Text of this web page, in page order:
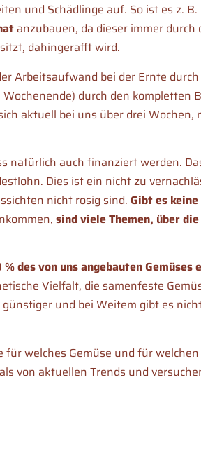
und Schädlinge auf. So ist es z.
anzubauen, da dieser immer durch
dahingerafft wird.
Arbeitsaufwand bei der Ernte durch
durch den kompletten
aktuell bei uns über drei Wochen,
natürlich auch finanziert werden.
Dies ist ein nicht zu
nicht rosig sind. Gibt es
sind viele Themen, über
% des von uns angebauten Gemüses
Vielfalt, die samenfeste
und bei Weitem gibt es
für welches Gemüse und für
von aktuellen Trends und